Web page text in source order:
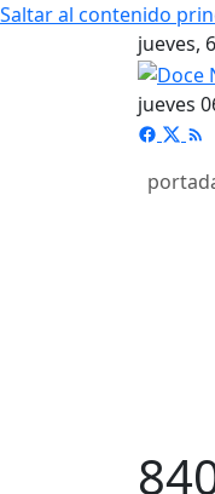
Saltar al contenido
jueves,
jueves